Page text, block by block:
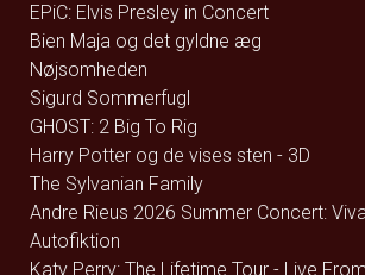
EPiC: Elvis Presley in Concert
Bien Maja og det gyldne æg
Nøjsomheden
Sigurd Sommerfugl
GHOST: 2 Big To Rig
Harry Potter og de vises sten - 3D
The Sylvanian Family
Andre Rieus 2026 Summer Concert:
Autofiktion
Katy Perry: The Lifetime Tour - Live